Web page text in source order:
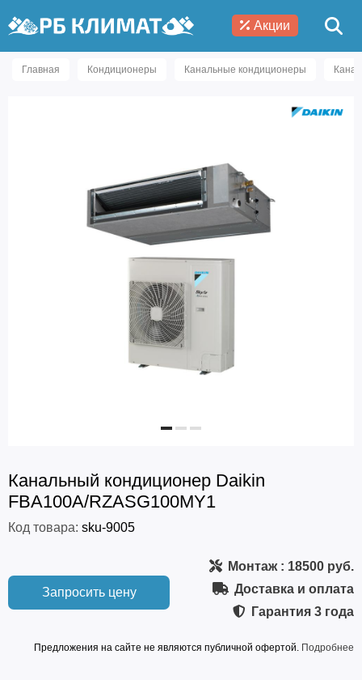
Акции
Главная Кондиционеры Канальные кондиционеры
Канальный кондиционер Daikin
FBA100A/RZASG100MY1
Код товара: sku-9005
Запросить цену
Монтаж: 18500 руб.
Доставка и оплата
Гарантия 3 года
Предложения на сайте не являются публичной офертой. Подробнее